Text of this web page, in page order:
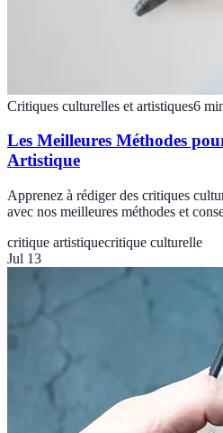
Critiques culturelles et artistiques6
Les Meilleures Méthodes
Artistique
Apprenez à rédiger des critiques
avec nos meilleures méthodes et
critique artistiquecritique culturelle
Jul 13